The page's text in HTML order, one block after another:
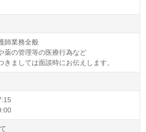
師業務全般
薬の管理等の医療行為など
きましては面談時にお伝えします。